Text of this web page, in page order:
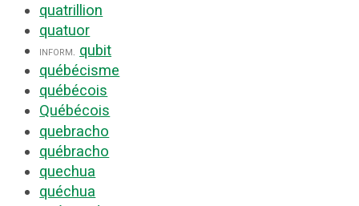
quatrillion
quatuor
inform. qubit
québécisme
québécois
Québécois
quebracho
québracho
quechua
quéchua